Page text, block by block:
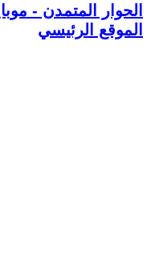
الحوار المتمدن -
الموقع الرئيسي